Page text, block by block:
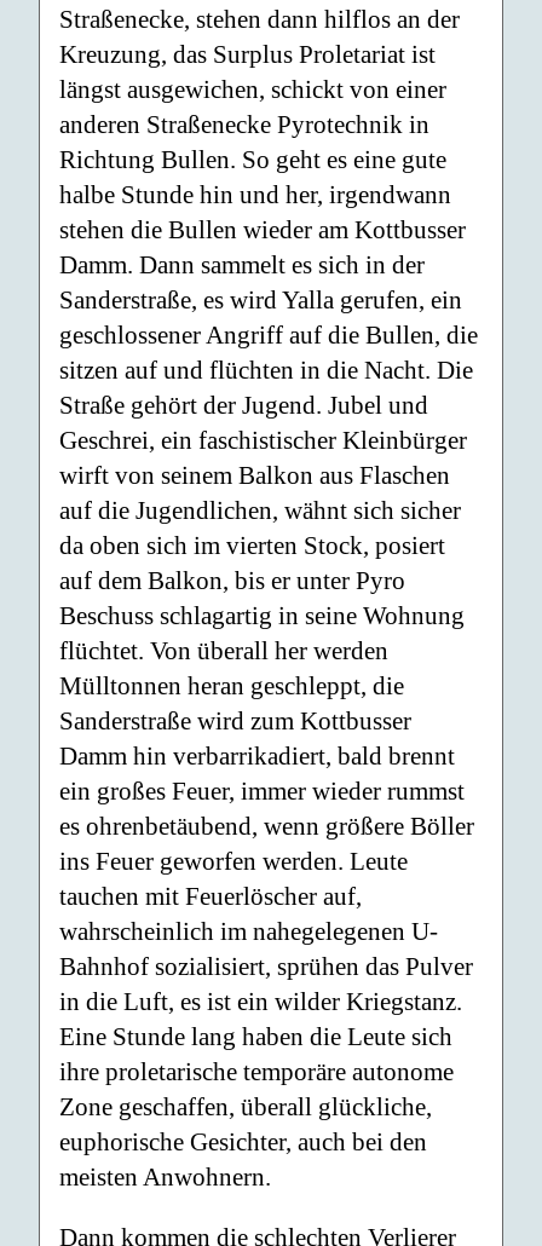
Straßenecke, stehen dann hilflos an der
Kreuzung, das Surplus Proletariat ist
längst ausgewichen, schickt von einer
anderen Straßenecke Pyrotechnik in
Richtung Bullen. So geht es eine gute
halbe Stunde hin und her, irgendwann
stehen die Bullen wieder am Kottbusser
Damm. Dann sammelt es sich in der
Sanderstraße, es wird Yalla gerufen, ein
geschlossener Angriff auf die Bullen, die
sitzen auf und flüchten in die Nacht. Die
Straße gehört der Jugend. Jubel und
Geschrei, ein faschistischer Kleinbürger
wirft von seinem Balkon aus Flaschen
auf die Jugendlichen, wähnt sich sicher
da oben sich im vierten Stock, posiert
auf dem Balkon, bis er unter Pyro
Beschuss schlagartig in seine Wohnung
flüchtet. Von überall her werden
Mülltonnen heran geschleppt, die
Sanderstraße wird zum Kottbusser
Damm hin verbarrikadiert, bald brennt
ein großes Feuer, immer wieder rummst
es ohrenbetäubend, wenn größere Böller
ins Feuer geworfen werden. Leute
tauchen mit Feuerlöscher auf,
wahrscheinlich im nahegelegenen U-
Bahnhof sozialisiert, sprühen das Pulver
in die Luft, es ist ein wilder Kriegstanz.
Eine Stunde lang haben die Leute sich
ihre proletarische temporäre autonome
Zone geschaffen, überall glückliche,
euphorische Gesichter, auch bei den
meisten Anwohnern.
Dann kommen die schlechten Verlierer